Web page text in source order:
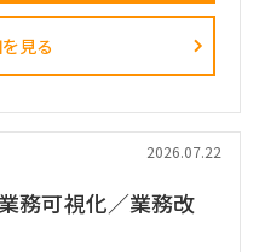
行動観察、エスノグラフィ調
び顕在・潜在課題の整理
ルネックの特定
料の作成およびプレゼンテ
見る
2026.07.22
務可視化／業務改